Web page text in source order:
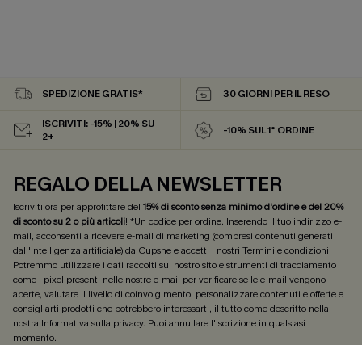
SPEDIZIONE GRATIS* 30 GIORNI PER IL RESO
ISCRIVITI: -15% | 20% SU
2+
-10% SUL 1° ORDINE
REGALO DELLA NEWSLETTER
Iscriviti ora per approfittare del 15% di sconto senza minimo d'ordine e del 20%
di sconto su 2 o più articoli! *Un codice per ordine. Inserendo il tuo indirizzo e-
mail, acconsenti a ricevere e-mail di marketing (compresi contenuti generati
dall'intelligenza artificiale) da Cupshe e accetti i nostri Termini e condizioni.
Potremmo utilizzare i dati raccolti sul nostro sito e strumenti di tracciamento
come i pixel presenti nelle nostre e-mail per verificare se le e-mail vengono
aperte, valutare il livello di coinvolgimento, personalizzare contenuti e offerte e
consigliarti prodotti che potrebbero interessarti, il tutto come descritto nella
nostra Informativa sulla privacy. Puoi annullare l'iscrizione in qualsiasi
momento.